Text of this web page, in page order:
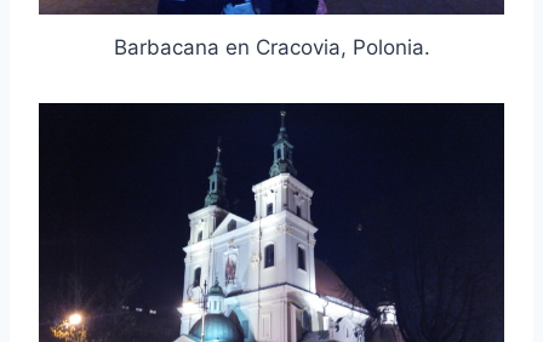
Barbacana en Cracovia, Polonia.